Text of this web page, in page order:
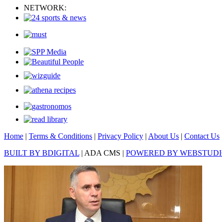
NETWORK:
Home | Terms & Conditions | Privacy Policy | About Us | Contact Us
BUILT BY BDIGITAL | ADA CMS | POWERED BY